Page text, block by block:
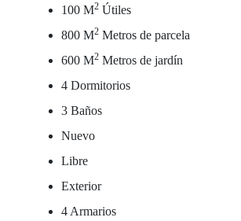
100 M2 Útiles
800 M2 Metros de parcela
600 M2 Metros de jardín
4 Dormitorios
3 Baños
Nuevo
Libre
Exterior
4 Armarios